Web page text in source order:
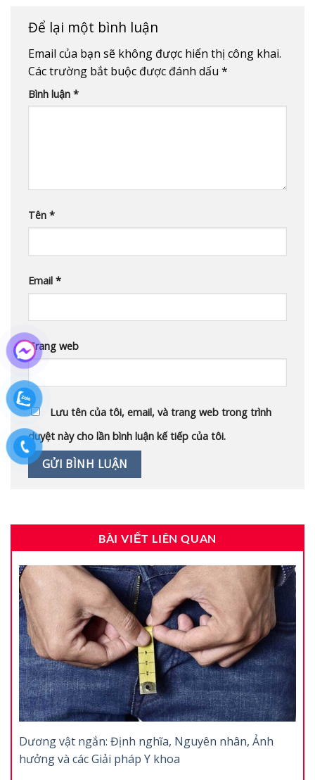
Để lại một bình luận
Email của bạn sẽ không được hiển thị công khai.
Các trường bắt buộc được đánh dấu *
Bình luận *
Tên *
Email *
Trang web
Lưu tên của tôi, email, và trang web trong trình
duyệt này cho lần bình luận kế tiếp của tôi.
BÀI VIẾT LIÊN QUAN
Dương vật ngắn: Định nghĩa, Nguyên nhân, Ảnh
hưởng và các Giải pháp Y khoa